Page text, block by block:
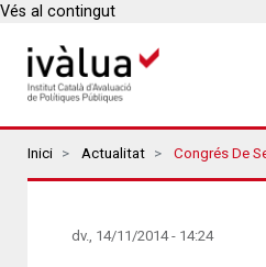
Vés al contingut
Breadcrumbs
Inici Actualitat Congrés De
dv., 14/11/2014 - 14:24